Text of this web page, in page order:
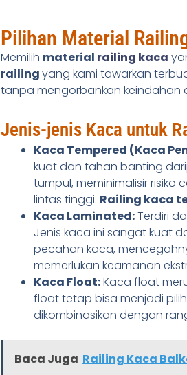
Pilihan Material
Memilih material railing kaca
railingyang kami tawarkan
tanpa mengorbankan keindahan
Jenis-jenis Kaca untuk
Kaca Tempered (Kaca
kuat dan tahan banting
tumpul, meminimalisir risiko
lintas tinggi. Railing kaca
Kaca Laminated:Terdiri
Jenis kaca ini sangat kuat
pecahan kaca,
memerlukan keamanan
Kaca Float:Kaca float
float tetap bisa menjadi
dikombinasikan dengan
Baca Juga Railing Kaca